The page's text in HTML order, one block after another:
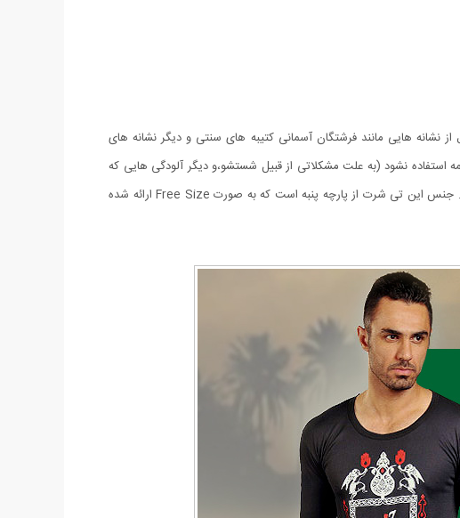
نشانه هایی مانند فرشتگان آسمانی کتیبه های سنتی و دیگر نشانه های
استفاده نشود (به علت مشکلاتی از قبیل شستشو،و دیگر آلودگی هایی که
ممکن است موجب بی حرمتی به این اسامی با ارزش شود.) طراحی کار مزین به مصرع زیبای (خیمه ی دل بوی محرم گرفت) می باشد. جنس این تی شرت از پارچه پنبه است که به صورت Free Size ارائه شده